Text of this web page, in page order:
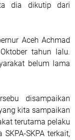
dia dikutip dari
Aceh Achmad
tahun lalu.
belum lama
disampaikan
kita sampaikan
terutama pelaku
SKPA terkait,